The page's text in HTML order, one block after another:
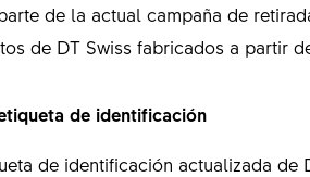
de la actual campaña de
de DT Swiss fabricados a partir
de identificación
de identificación actualizada de